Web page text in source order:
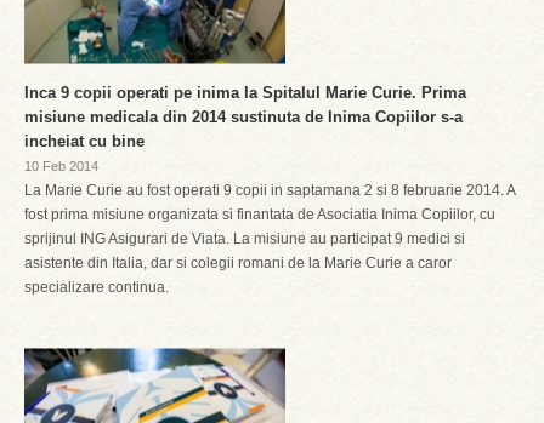
Inca 9 copii operati pe inima la Spitalul Marie Curie. Prima
misiune medicala din 2014 sustinuta de Inima Copiilor s-a
incheiat cu bine
10 Feb 2014
La Marie Curie au fost operati 9 copii in saptamana 2 si 8 februarie 2014. A
fost prima misiune organizata si finantata de Asociatia Inima Copiilor, cu
sprijinul ING Asigurari de Viata. La misiune au participat 9 medici si
asistente din Italia, dar si colegii romani de la Marie Curie a caror
specializare continua.